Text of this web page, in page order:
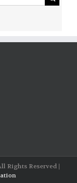
Rights Reserved |